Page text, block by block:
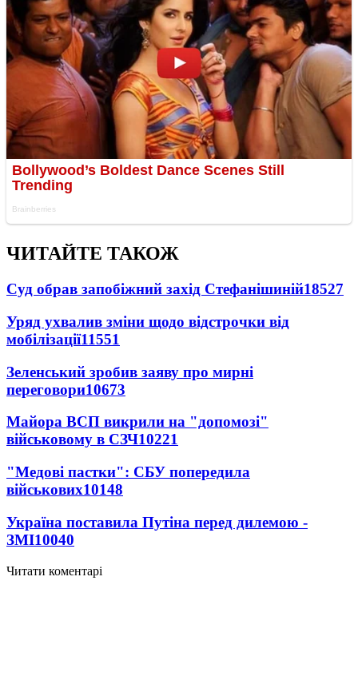
ЧИТАЙТЕ ТАКОЖ
Суд обрав запобіжний захід Стефанішиній18527
Уряд ухвалив зміни щодо відстрочки від
мобілізації11551
Зеленський зробив заяву про мирні
переговори10673
Майора ВСП викрили на "допомозі"
військовому в СЗЧ10221
"Медові пастки": СБУ попередила
військових10148
Україна поставила Путіна перед дилемою -
ЗМІ10040
Читати коментарі